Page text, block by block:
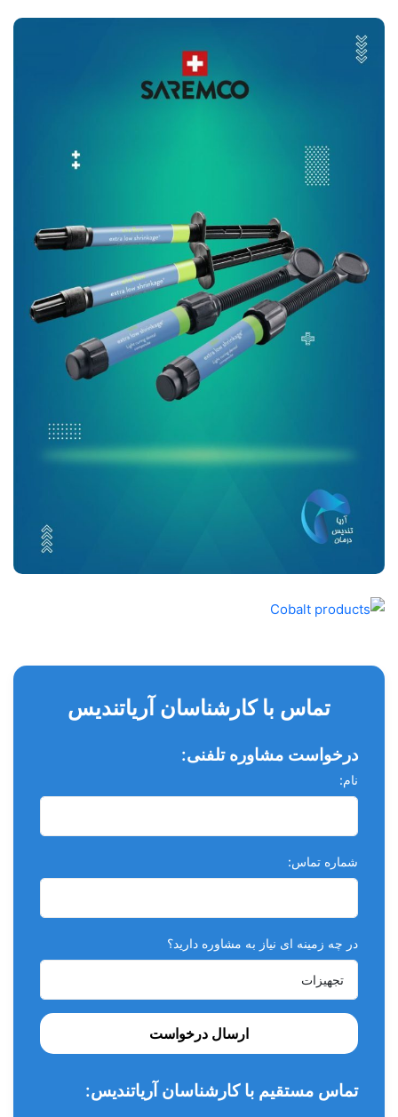
تماس با کارشناسان آریاتندیس
درخواست مشاوره تلفنی:
نام:
شماره تماس:
در چه زمینه ای نیاز به مشاوره دارید؟
ارسال درخواست
تماس مستقیم با کارشناسان آریاتندیس: